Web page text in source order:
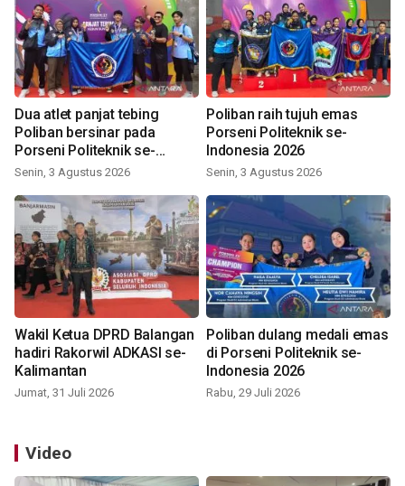
Dua atlet panjat tebing
Poliban bersinar pada
Porseni Politeknik se-
Indonesia 2026
Senin, 3 Agustus 2026
Poliban raih tujuh emas
Porseni Politeknik se-
Indonesia 2026
Senin, 3 Agustus 2026
Wakil Ketua DPRD Balangan
hadiri Rakorwil ADKASI se-
Kalimantan
Jumat, 31 Juli 2026
Poliban dulang medali emas
di Porseni Politeknik se-
Indonesia 2026
Rabu, 29 Juli 2026
Video